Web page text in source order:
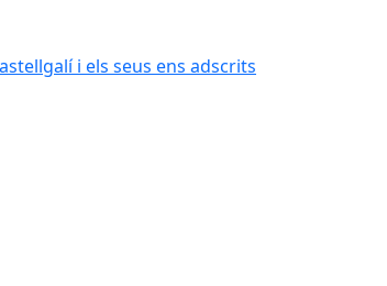
i els seus ens adscrits